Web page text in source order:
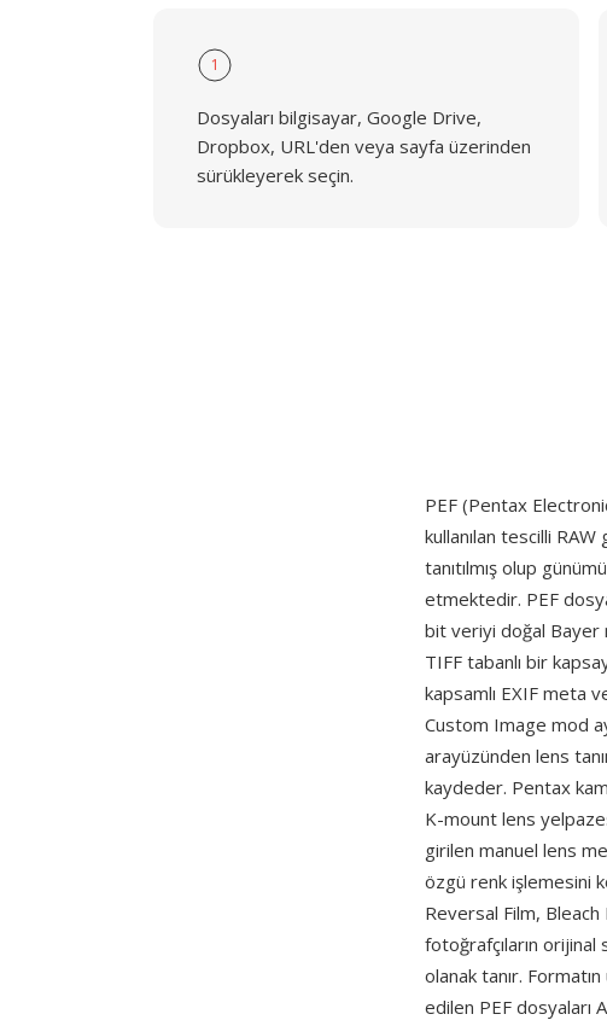
1
Dosyaları bilgisayar, Google Drive,
Dropbox, URL'den veya sayfa üzerinden
sürükleyerek seçin.
PEF (Pentax
kullanılan tescilli
tanıtılmış olup
etmektedir. PEF
bit veriyi doğal Bayer
TIFF tabanlı bir
kapsamlı EXIF
Custom Image mod
arayüzünden lens
kaydeder. Pentax
K-mount lens
girilen manuel lens
özgü renk işlemesini
Reversal Film,
fotoğrafçıların
olanak tanır.
edilen PEF dosyaları